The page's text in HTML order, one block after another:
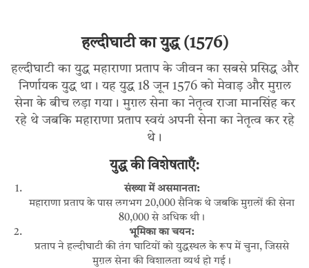
हल्दीघाटी का युद्ध (1576)
हल्दीघाटी का युद्ध महाराणा प्रताप के जीवन का सबसे प्रसिद्ध और
निर्णायक युद्ध था। यह युद्ध 18 जून 1576 को मेवाड़ और मुग़ल
सेना के बीच लड़ा गया। मुग़ल सेना का नेतृत्व राजा मानसिंह कर
रहे थे जबकि महाराणा प्रताप स्वयं अपनी सेना का नेतृत्व कर रहे
थे।
युद्ध की विशेषताएँ:
संख्या में असमानता:
महाराणा प्रताप के पास लगभग 20,000 सैनिक थे जबकि मुग़लों की सेना
80,000 से अधिक थी।
भूमिका का चयन:
प्रताप ने हल्दीघाटी की तंग घाटियों को युद्धस्थल के रूप में चुना, जिससे
मुग़ल सेना की विशालता व्यर्थ हो गई।